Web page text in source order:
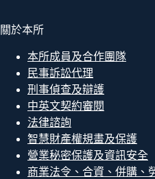
關於本所
本所成員及合作團隊
民事訴訟代理
刑事偵查及辯護
中英文契約審閱
法律諮詢
智慧財產權規畫及保護
營業秘密保護及資訊安全
商業法令、合資、併購、